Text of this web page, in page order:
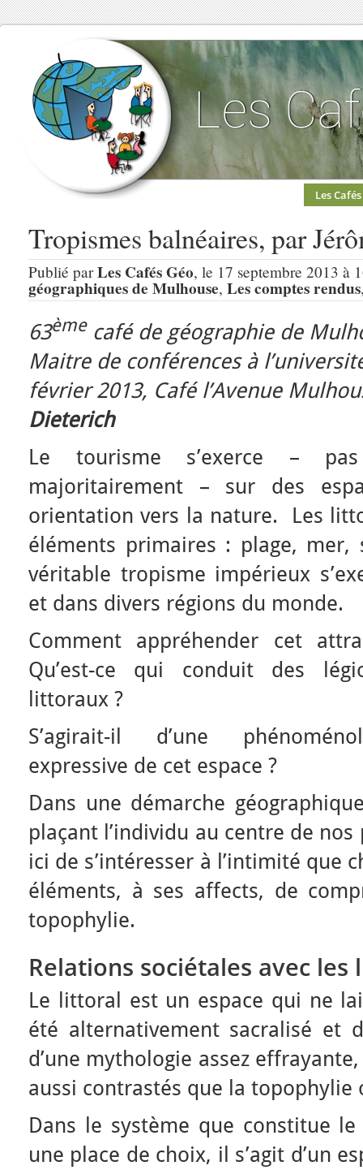
Les Cafés
Tropismes balnéaires, par
Publié parLes Cafés Géo, le 17 septembre 2013 à
géographiques de Mulhouse, Les comptes rendus
63èmecafé de géographie de
Maitre de conférences à
février 2013, Café l’Avenue
Dieterich
Le tourisme s’exerce – pas
majoritairement – sur des
orientation vers la nature. Les
éléments primaires : plage, mer,
véritable tropisme impérieux
et dans divers régions du monde.
Comment appréhender cet
Qu’est-ce qui conduit des
littoraux ?
S’agirait-il d’une
expressive de cet espace ?
Dans une démarche
plaçant l’individu au centre de nos
ici de s’intéresser à l’intimité que
éléments, à ses affects, de
topophylie.
Relations sociétales avec
Le littoral est un espace qui ne
été alternativement sacralisé et
d’une mythologie assez
aussi contrastés que la topophylie
Dans le système que constitue
une place de choix, il s’agit d’un